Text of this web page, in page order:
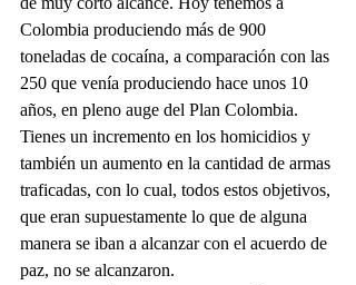
Colombia produciendo más de 900
toneladas de cocaína, a comparación con las
250 que venía produciendo hace unos 10
años, en pleno auge del Plan Colombia.
Tienes un incremento en los homicidios y
también un aumento en la cantidad de armas
traficadas, con lo cual, todos estos objetivos,
que eran supuestamente lo que de alguna
manera se iban a alcanzar con el acuerdo de
paz, no se alcanzaron.